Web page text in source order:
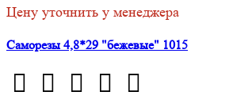
Цену уточнить у менеджера
Саморезы 4,8*29 "бежевые" 1015